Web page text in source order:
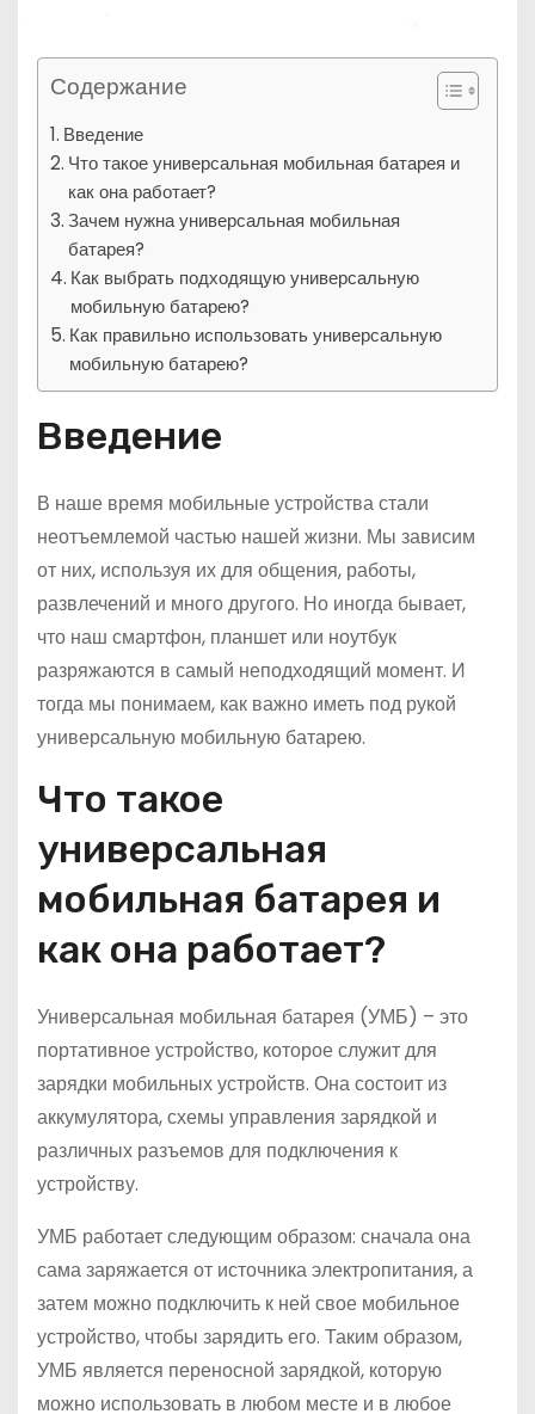
Содержание
Введение
Что такое универсальная мобильная батарея и
как она работает?
Зачем нужна универсальная мобильная
батарея?
Как выбрать подходящую универсальную
мобильную батарею?
Как правильно использовать универсальную
мобильную батарею?
Введение
В наше время мобильные устройства стали
неотъемлемой частью нашей жизни. Мы зависим
от них, используя их для общения, работы,
развлечений и много другого. Но иногда бывает,
что наш смартфон, планшет или ноутбук
разряжаются в самый неподходящий момент. И
тогда мы понимаем, как важно иметь под рукой
универсальную мобильную батарею.
Что такое
универсальная
мобильная батарея и
как она работает?
Универсальная мобильная батарея (УМБ) – это
портативное устройство, которое служит для
зарядки мобильных устройств. Она состоит из
аккумулятора, схемы управления зарядкой и
различных разъемов для подключения к
устройству.
УМБ работает следующим образом: сначала она
сама заряжается от источника электропитания, а
затем можно подключить к ней свое мобильное
устройство, чтобы зарядить его. Таким образом,
УМБ является переносной зарядкой, которую
можно использовать в любом месте и в любое